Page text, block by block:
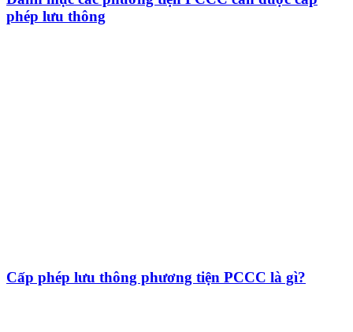
phép lưu thông
Cấp phép lưu thông phương tiện PCCC là gì?